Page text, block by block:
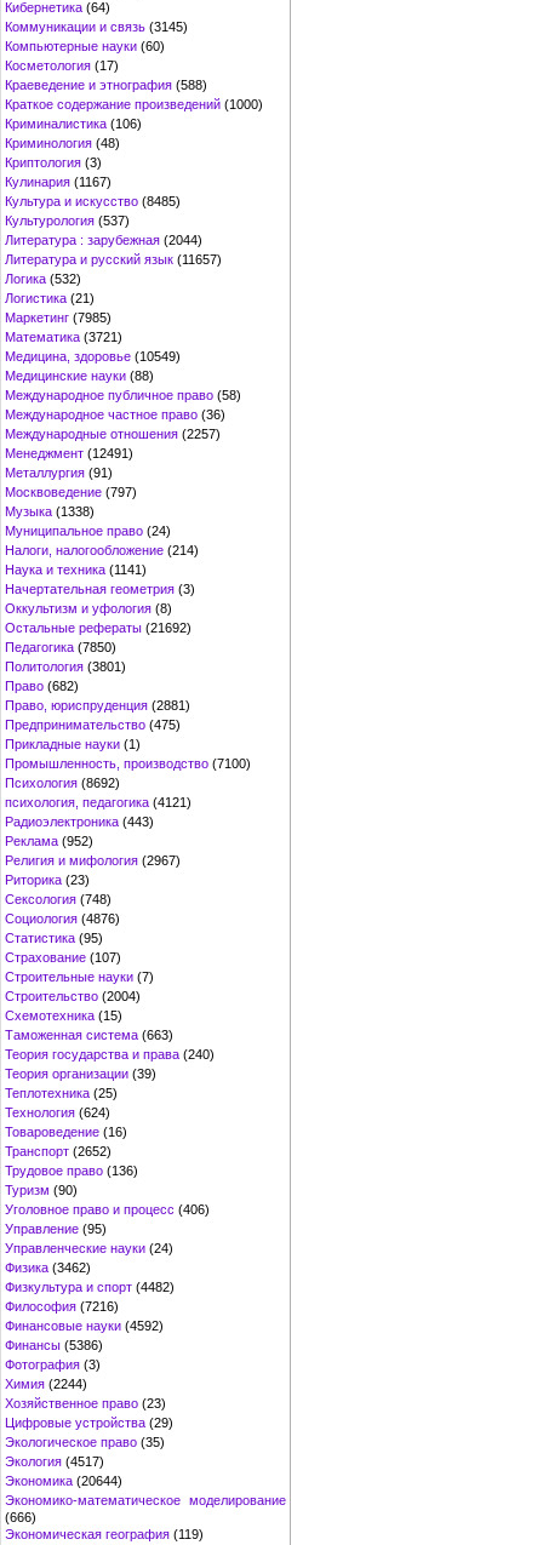
Кибернетика (64)
Коммуникации и связь (3145)
Компьютерные науки (60)
Косметология (17)
Краеведение и этнография (588)
Краткое содержание произведений (1000)
Криминалистика (106)
Криминология (48)
Криптология (3)
Кулинария (1167)
Культура и искусство (8485)
Культурология (537)
Литература : зарубежная (2044)
Литература и русский язык (11657)
Логика (532)
Логистика (21)
Маркетинг (7985)
Математика (3721)
Медицина, здоровье (10549)
Медицинские науки (88)
Международное публичное право (58)
Международное частное право (36)
Международные отношения (2257)
Менеджмент (12491)
Металлургия (91)
Москвоведение (797)
Музыка (1338)
Муниципальное право (24)
Налоги, налогообложение (214)
Наука и техника (1141)
Начертательная геометрия (3)
Оккультизм и уфология (8)
Остальные рефераты (21692)
Педагогика (7850)
Политология (3801)
Право (682)
Право, юриспруденция (2881)
Предпринимательство (475)
Прикладные науки (1)
Промышленность, производство (7100)
Психология (8692)
психология, педагогика (4121)
Радиоэлектроника (443)
Реклама (952)
Религия и мифология (2967)
Риторика (23)
Сексология (748)
Социология (4876)
Статистика (95)
Страхование (107)
Строительные науки (7)
Строительство (2004)
Схемотехника (15)
Таможенная система (663)
Теория государства и права (240)
Теория организации (39)
Теплотехника (25)
Технология (624)
Товароведение (16)
Транспорт (2652)
Трудовое право (136)
Туризм (90)
Уголовное право и процесс (406)
Управление (95)
Управленческие науки (24)
Физика (3462)
Физкультура и спорт (4482)
Философия (7216)
Финансовые науки (4592)
Финансы (5386)
Фотография (3)
Химия (2244)
Хозяйственное право (23)
Цифровые устройства (29)
Экологическое право (35)
Экология (4517)
Экономика (20644)
Экономико-математическое моделирование
(666)
Экономическая география (119)